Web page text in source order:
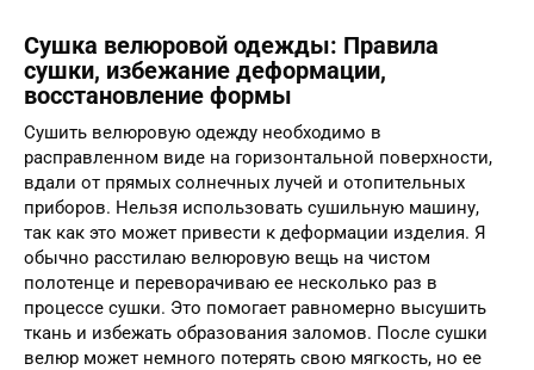
Сушка велюровой одежды: Правила
сушки, избежание деформации,
восстановление формы
Сушить велюровую одежду необходимо в
расправленном виде на горизонтальной поверхности,
вдали от прямых солнечных лучей и отопительных
приборов. Нельзя использовать сушильную машину,
так как это может привести к деформации изделия. Я
обычно расстилаю велюровую вещь на чистом
полотенце и переворачиваю ее несколько раз в
процессе сушки. Это помогает равномерно высушить
ткань и избежать образования заломов. После сушки
велюр может немного потерять свою мягкость, но ее